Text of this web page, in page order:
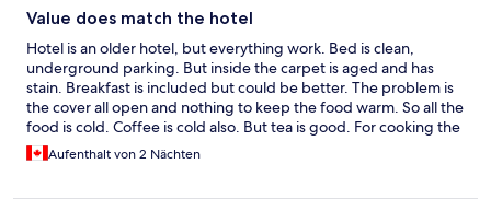
Value does match the hotel
Hotel is an older hotel, but everything work. Bed is clean,
underground parking. But inside the carpet is aged and has
stain. Breakfast is included but could be better. The problem is
the cover all open and nothing to keep the food warm. So all the
food is cold. Coffee is cold also. But tea is good. For cooking the
noodle, may be a electric cooker is better than LP one.
Aufenthalt von 2 Nächten